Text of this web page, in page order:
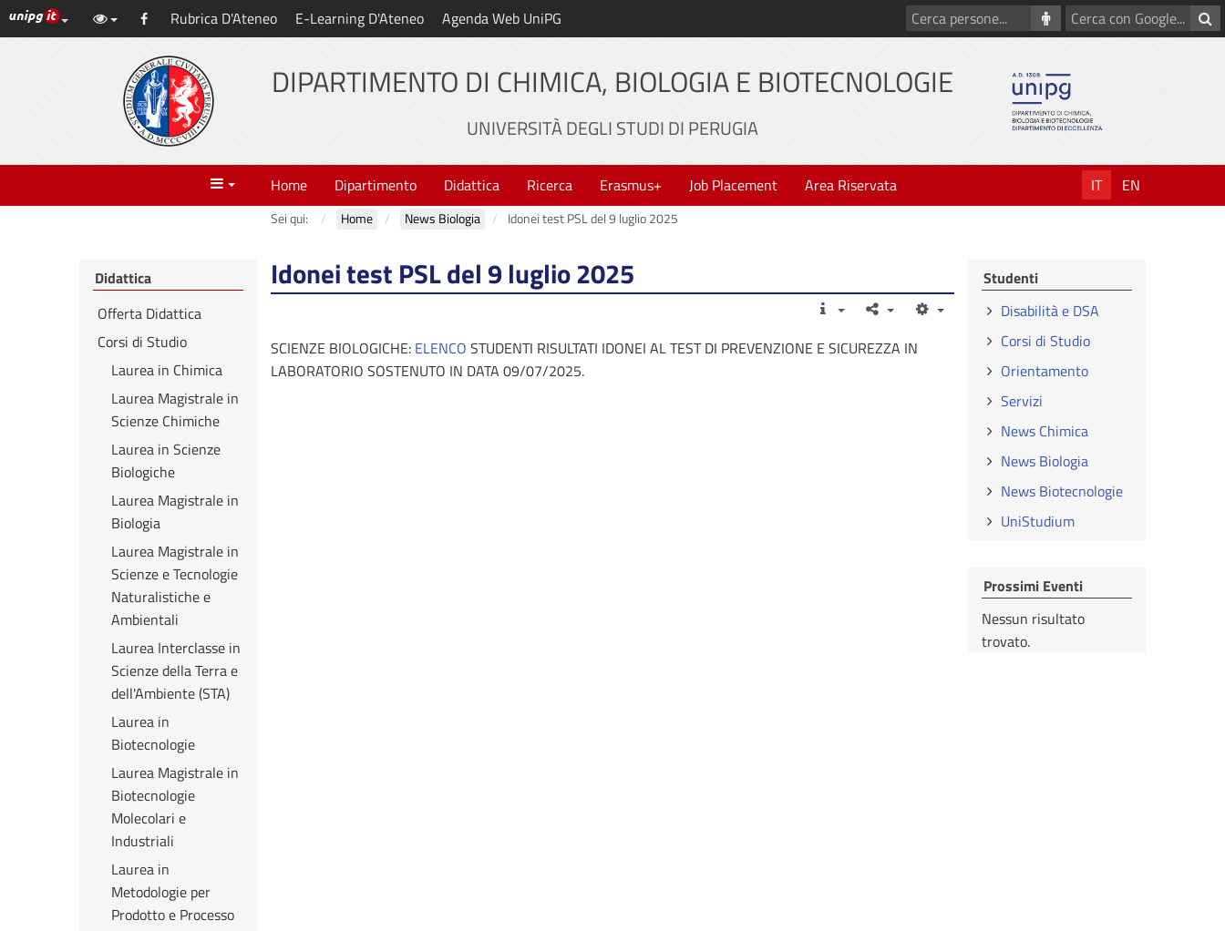
Vai
al
Link ai principali servizi web di Ateneo
Facebook
Rubrica D'Ateneo E-Learning D'Ateneo Agenda Web UniPG
Cerca
con
Cerca
persone
DIPARTIMENTO DI CHIMICA, BIOLOGIA E BIOTECNOLOGIE
UNIVERSITÀ DEGLI STUDI DI PERUGIA
Menu Home Dipartimento Didattica Ricerca Erasmus+ Job Placement Area Riservata IT EN
Sei qui: Home News Biologia Idonei test PSL del 9 luglio 2025
Idonei test PSL del 9 luglio 2025
SCIENZE BIOLOGICHE: ELENCO STUDENTI RISULTATI IDONEI AL TEST DI PREVENZIONE E SICUREZZA IN
LABORATORIO SOSTENUTO IN DATA 09/07/2025.
Didattica
Offerta Didattica
Corsi di Studio
Laurea in Chimica
Laurea Magistrale in
Scienze Chimiche
Laurea in Scienze
Biologiche
Laurea Magistrale in
Biologia
Laurea Magistrale in
Scienze e Tecnologie
Naturalistiche e
Ambientali
Laurea Interclasse in
Scienze della Terra e
dell'Ambiente (STA)
Laurea in
Biotecnologie
Laurea Magistrale in
Biotecnologie
Molecolari e
Industriali
Laurea in
Metodologie per
Prodotto e Processo
Studenti
Disabilità e DSA
Corsi di Studio
Orientamento
Servizi
News Chimica
News Biologia
News Biotecnologie
UniStudium
Prossimi Eventi
Nessun risultato
trovato.